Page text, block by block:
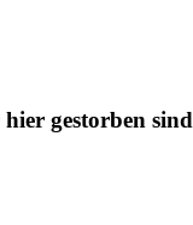
gestorben sind